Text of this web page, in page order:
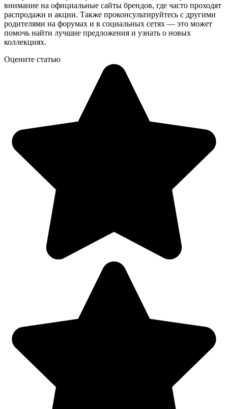
внимание на официальные сайты брендов, где часто проходят
распродажи и акции. Также проконсультируйтесь с другими
родителями на форумах и в социальных сетях — это может
помочь найти лучшие предложения и узнать о новых
коллекциях.
Оцените статью